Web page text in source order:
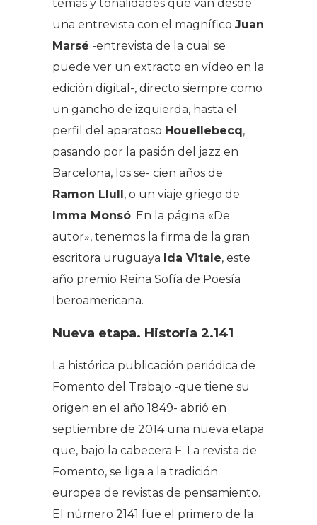
temas y tonalidades que van desde
una entrevista con el magnífico Juan
Marsé -entrevista de la cual se
puede ver un extracto en vídeo en la
edición digital-, directo siempre como
un gancho de izquierda, hasta el
perfil del aparatoso Houellebecq,
pasando por la pasión del jazz en
Barcelona, los se- cien años de
Ramon Llull, o un viaje griego de
Imma Monsó. En la página «De
autor», tenemos la firma de la gran
escritora uruguaya Ida Vitale, este
año premio Reina Sofía de Poesía
Iberoamericana.
Nueva etapa. Historia 2.141
La histórica publicación periódica de
Fomento del Trabajo -que tiene su
origen en el año 1849- abrió en
septiembre de 2014 una nueva etapa
que, bajo la cabecera F. La revista de
Fomento, se liga a la tradición
europea de revistas de pensamiento.
El número 2141 fue el primero de la